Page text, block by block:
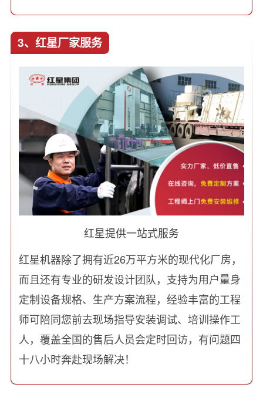
3、红星厂家服务
红星提供一站式服务
红星机器除了拥有近26万平方米的现代化厂房，
而且还有专业的研发设计团队，支持为用户量身
定制设备规格、生产方案流程，经验丰富的工程
师可陪同您前去现场指导安装调试、培训操作工
人，覆盖全国的售后人员会定时回访，有问题四
十八小时奔赴现场解决！